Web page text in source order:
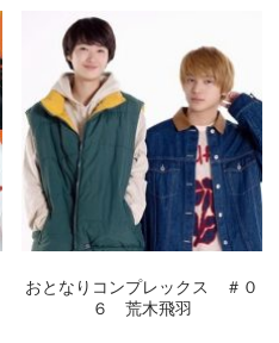
おとなりコンプレックス ＃０
６ 荒木飛羽